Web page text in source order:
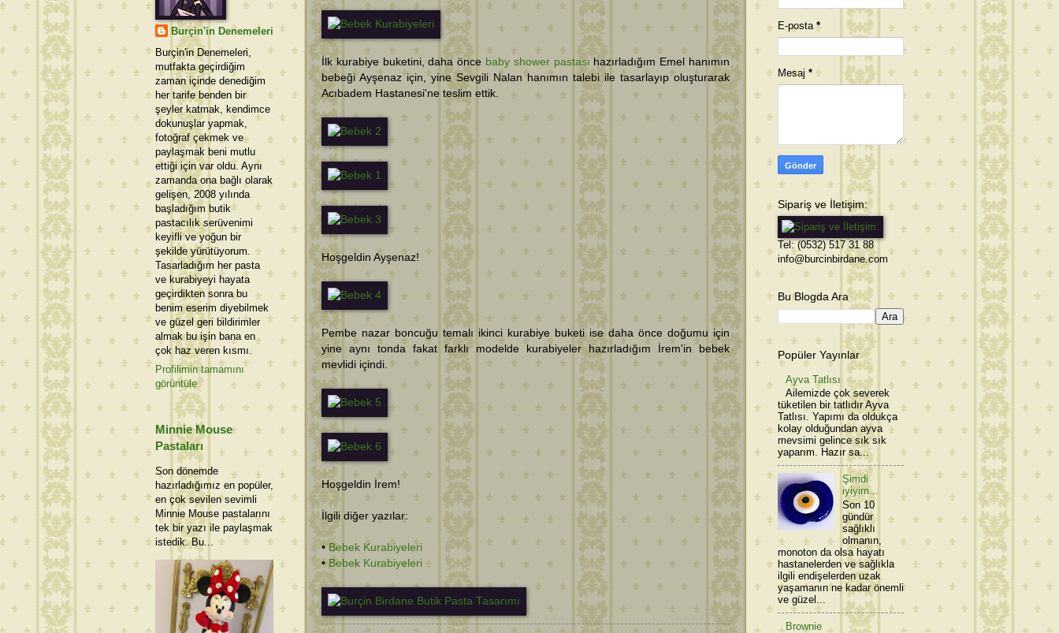
İlk kurabiye buketini, daha önce baby shower pastası hazırladığım Emel hanımın
bebeği Ayşenaz için, yine Sevgili Nalan hanımın talebi ile tasarlayıp oluşturarak
Acıbadem Hastanesi'ne teslim ettik.
Hoşgeldin Ayşenaz!
Pembe nazar boncuğu temalı ikinci kurabiye buketi ise daha önce doğumu için
yine aynı tonda fakat farklı modelde kurabiyeler hazırladığım İrem'in bebek
mevlidi içindi.
Hoşgeldin İrem!
İlgili diğer yazılar:
•Bebek Kurabiyeleri
•Bebek Kurabiyeleri
Burçin'in Denemeleri
Burçin'in Denemeleri,
mutfakta geçirdiğim
zaman içinde denediğim
her tarife benden bir
şeyler katmak, kendimce
dokunuşlar yapmak,
fotoğraf çekmek ve
paylaşmak beni mutlu
ettiği için var oldu. Aynı
zamanda ona bağlı olarak
gelişen, 2008 yılında
başladığım butik
pastacılık serüvenimi
keyifli ve yoğun bir
şekilde yürütüyorum.
Tasarladığım her pasta
ve kurabiyeyi hayata
geçirdikten sonra bu
benim eserim diyebilmek
ve güzel geri bildirimler
almak bu işin bana en
çok haz veren kısmı.
Profilimin tamamını
görüntüle
Minnie Mouse
Pastaları
Son dönemde
hazırladığımız en popüler,
en çok sevilen sevimli
Minnie Mouse pastalarını
tek bir yazı ile paylaşmak
istedik. Bu...
E-posta*
Mesaj *
Sipariş ve İletişim:
Tel: (0532) 517 31 88
info@burcinbirdane.com
Bu Blogda Ara
Popüler Yayınlar
Ayva Tatlısı
Ailemizde çok severek
tüketilen bir tatlıdır Ayva
Tatlısı. Yapımı da oldukça
kolay olduğundan ayva
mevsimi gelince sık sık
yaparım. Hazır sa...
Şimdi
iyiyim...
Son 10
gündür
sağlıklı
olmanın,
monoton da olsa hayatı
hastanelerden ve sağlıkla
ilgili endişelerden uzak
yaşamanın ne kadar önemli
ve güzel...
Brownie